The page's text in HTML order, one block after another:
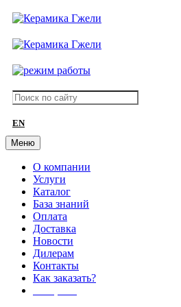
EN
Меню
О компании
Услуги
Каталог
База знаний
Оплата
Доставка
Новости
Дилерам
Контакты
Как заказать?